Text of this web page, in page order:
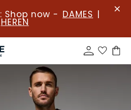
: Shop now - DAMES |
HEREN